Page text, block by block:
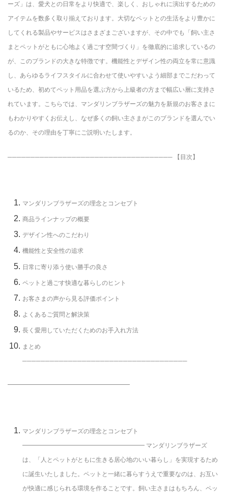
ーズ」は、愛犬との日常をより快適で、楽しく、おしゃれに演出するための
アイテムを数多く取り揃えております。大切なペットとの生活をより豊かに
してくれる製品やサービスはさまざまございますが、その中でも「飼い主さ
まとペットがともに心地よく過ごす空間づくり」を徹底的に追求しているの
が、このブランドの大きな特徴です。機能性とデザイン性の両立を常に意識
し、あらゆるライフスタイルに合わせて使いやすいよう細部までこだわって
いるため、初めてペット用品を選ぶ方から上級者の方まで幅広い層に支持さ
れています。こちらでは、マンダリンブラザーズの魅力を新規のお客さまに
もわかりやすくお伝えし、なぜ多くの飼い主さまがこのブランドを選んでい
るのか、その理由を丁寧にご説明いたします。
──────────────────────────────────── 【目次】
マンダリンブラザーズの理念とコンセプト
商品ラインナップの概要
デザイン性へのこだわり
機能性と安全性の追求
日常に寄り添う使い勝手の良さ
ペットと過ごす快適な暮らしのヒント
お客さまの声から見る評価ポイント
よくあるご質問と解決策
長く愛用していただくためのお手入れ方法
まとめ
────────────────────────────────────
━━━━━━━━━━━━━━━━━━━━
マンダリンブラザーズの理念とコンセプト
━━━━━━━━━━━━━━━━━━━━ マンダリンブラザーズ
は、「人とペットがともに生きる居心地のいい暮らし」を実現するため
に誕生いたしました。ペットと一緒に暮らすうえで重要なのは、お互い
が快適に感じられる環境を作ることです。飼い主さまはもちろん、ペッ